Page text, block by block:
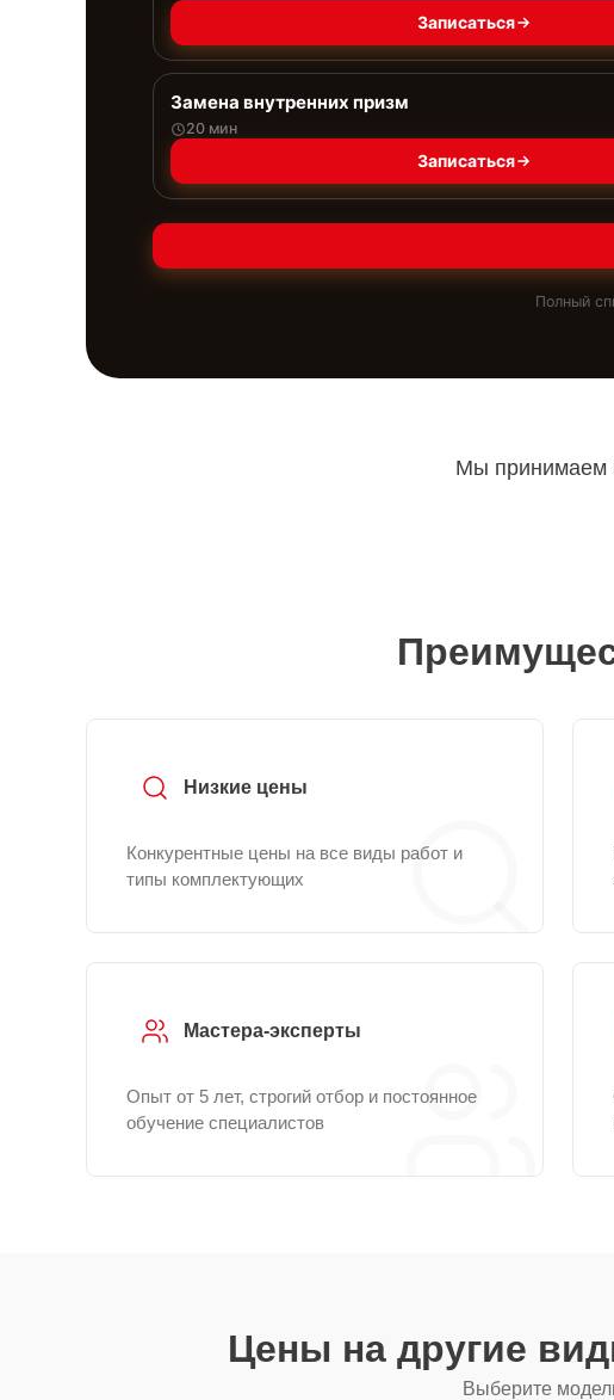
Записаться
Замена внутренних призм
20 мин
Записаться
Полный
Мы принимаем
Низкие цены
Конкурентные цены на все виды работ и
типы комплектующих
Мастера-эксперты
Опыт от 5 лет, строгий отбор и постоянное
обучение специалистов
Цены на другие
Выберите